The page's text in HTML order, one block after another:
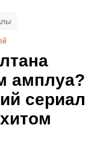
амплуа?
сериал